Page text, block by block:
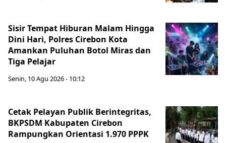
Sisir Tempat Hiburan Malam Hingga
Dini Hari, Polres Cirebon Kota
Amankan Puluhan Botol Miras dan
Tiga Pelajar
Senin, 10 Agu 2026 - 10:12
Cetak Pelayan Publik Berintegritas,
BKPSDM Kabupaten Cirebon
Rampungkan Orientasi 1.970 PPPK